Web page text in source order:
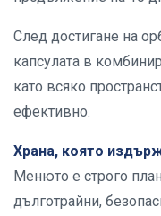
След достигане на
капсулата в
като всяко
ефективно.
Храна, която
Менюто е строго
дълготрайни,